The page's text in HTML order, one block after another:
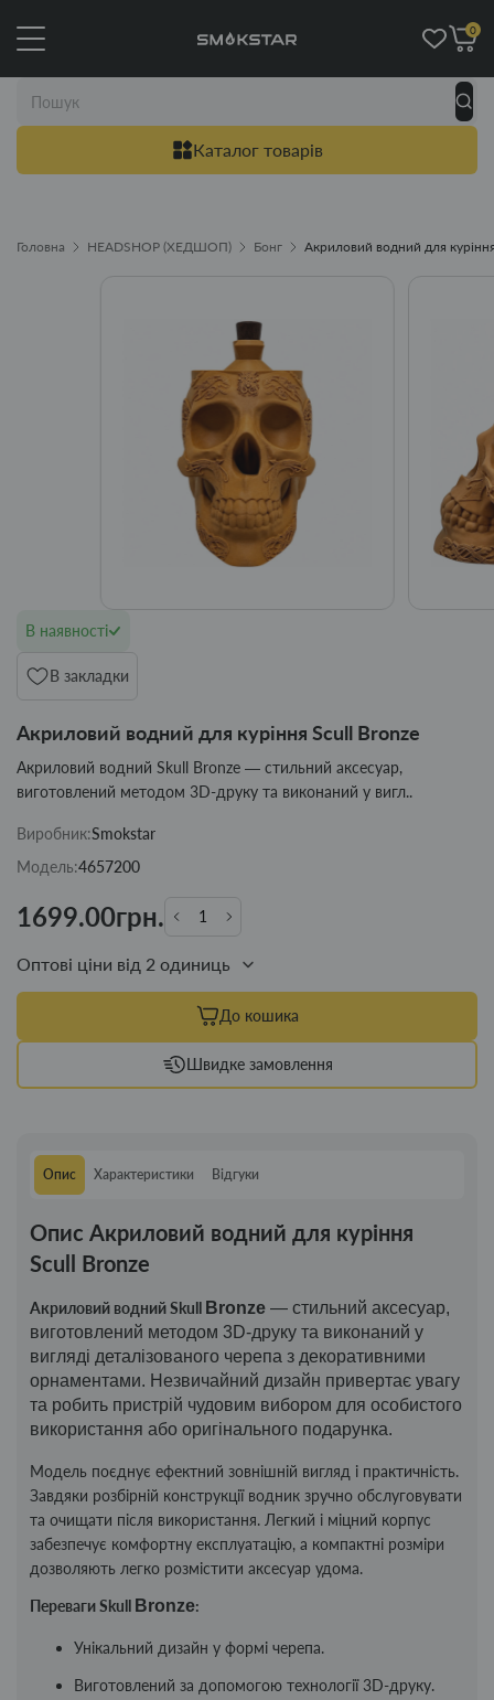
Каталог товарів
0
Головна HEADSHOP (ХЕДШОП) Бонг Акриловий водний для
В наявності
В закладки
Акриловий водний для куріння Scull Bronze
Акриловий водний Skull Bronze — стильний аксесуар,
виготовлений методом 3D-друку та виконаний у вигл..
Виробник:Smokstar
Модель:4657200
1699.00грн.
Оптові ціни від 2 одиниць
До кошика
Швидке замовлення
Опис Характеристики Відгуки
Опис Акриловий водний для куріння
Scull Bronze
Акриловий водний Skull Bronze — стильний аксесуар,
виготовлений методом 3D-друку та виконаний у
вигляді деталізованого черепа з декоративними
орнаментами. Незвичайний дизайн привертає увагу
та робить пристрій чудовим вибором для особистого
використання або оригінального подарунка.
Модель поєднує ефектний зовнішній вигляд і практичність.
Завдяки розбірній конструкції водник зручно обслуговувати
та очищати після використання. Легкий і міцний корпус
забезпечує комфортну експлуатацію, а компактні розміри
дозволяють легко розмістити аксесуар удома.
Переваги Skull Bronze:
Унікальний дизайн у формі черепа.
Виготовлений за допомогою технології 3D-друку.